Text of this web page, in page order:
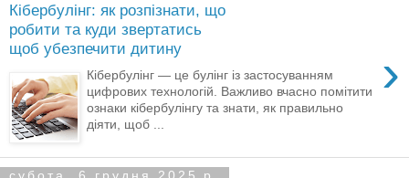
Кібербулінг: як розпізнати, що
робити та куди звертатись
щоб убезпечити дитину
›
Кібербулінг — це булінг із застосуванням
цифрових технологій. Важливо вчасно помітити
ознаки кібербулінгу та знати, як правильно
діяти, щоб ...